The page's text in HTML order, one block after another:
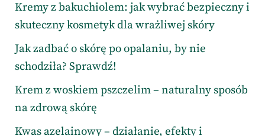
Kremy z bakuchiolem: jak wybrać bezpieczny i
skuteczny kosmetyk dla wrażliwej skóry
Jak zadbać o skórę po opalaniu, by nie
schodziła? Sprawdź!
Krem z woskiem pszczelim – naturalny sposób
na zdrową skórę
Kwas azelainowy – działanie, efekty i